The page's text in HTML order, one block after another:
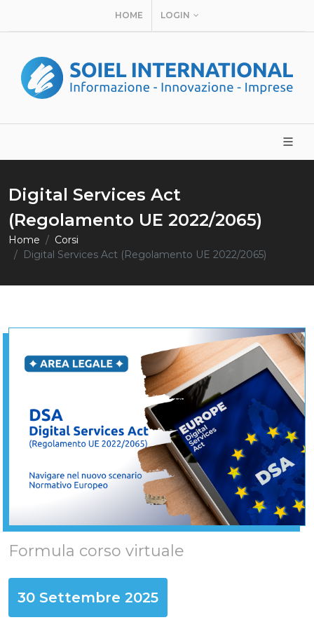
HOME LOGIN
Digital Services Act
(Regolamento UE 2022/2065)
Home
Corsi
Digital Services Act (Regolamento UE 2022/2065)
Formula corso virtuale
30 Settembre 2025